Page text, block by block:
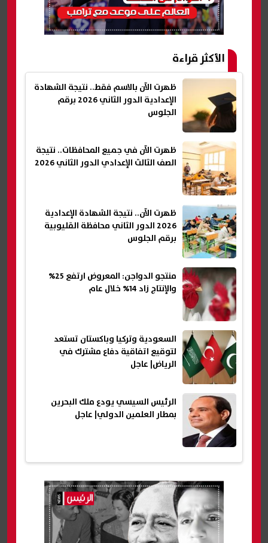
الأكثر قراءة
ظهرت الآن بالاسم فقط.. نتيجة الشهادة
الإعدادية الدور الثاني 2026 برقم
الجلوس
ظهرت الآن في جميع المحافظات.. نتيجة
الصف الثالث الإعدادي الدور الثاني 2026
ظهرت الآن.. نتيجة الشهادة الإعدادية
2026 الدور الثاني محافظة القليوبية
برقم الجلوس
منتجو الدواجن: المعروض ارتفع 25%
والإنتاج زاد 14% خلال عام
السعودية وتركيا وباكستان تستعد
لتوقيع اتفاقية دفاع مشترك في
الرياض| عاجل
الرئيس السيسي يودع ملك البحرين
بمطار العلمين الدولي| عاجل